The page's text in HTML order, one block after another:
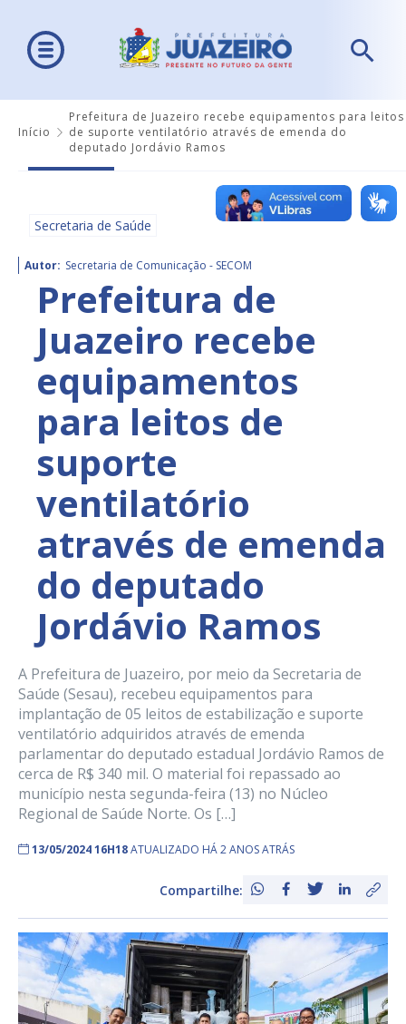
Início
Prefeitura de Juazeiro recebe equipamentos para leitos
de suporte ventilatório através de emenda do
deputado Jordávio Ramos
Secretaria de Saúde
Autor: Secretaria de Comunicação - SECOM
Prefeitura de
Juazeiro recebe
equipamentos
para leitos de
suporte
ventilatório
através de emenda
do deputado
Jordávio Ramos
A Prefeitura de Juazeiro, por meio da Secretaria de
Saúde (Sesau), recebeu equipamentos para
implantação de 05 leitos de estabilização e suporte
ventilatório adquiridos através de emenda
parlamentar do deputado estadual Jordávio Ramos de
cerca de R$ 340 mil. O material foi repassado ao
município nesta segunda-feira (13) no Núcleo
Regional de Saúde Norte. Os […]
13/05/2024 16H18ATUALIZADO HÁ 2 ANOS ATRÁS
Compartilhe: